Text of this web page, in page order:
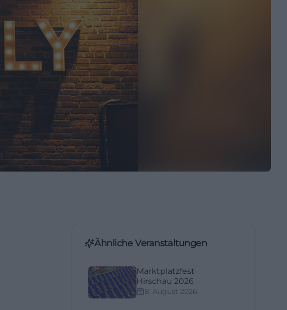
Ähnliche Veranstaltungen
Marktplatzfest
Hirschau 2026
8. August 2026